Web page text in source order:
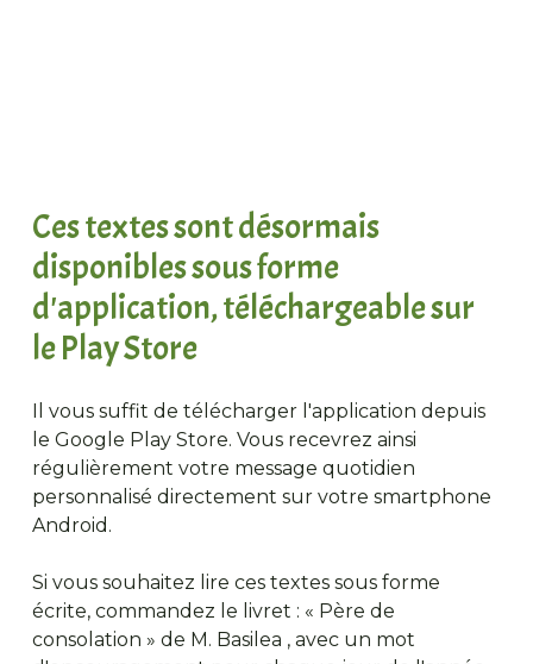
Ces textes sont désormais
disponibles sous forme
d'application, téléchargeable sur
le Play Store
Il vous suffit de télécharger l'application depuis
le Google Play Store. Vous recevrez ainsi
régulièrement votre message quotidien
personnalisé directement sur votre smartphone
Android.
Si vous souhaitez lire ces textes sous forme
écrite, commandez le livret : « Père de
consolation » de M. Basilea , avec un mot